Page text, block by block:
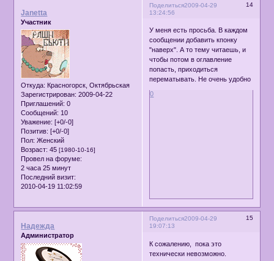
Поделиться 14
2009-04-29
13:24:56
Janetta
Участник
Откуда: Красногорск, Октябрьская
Зарегистрирован: 2009-04-22
Приглашений: 0
Сообщений: 10
Уважение: [+0/-0]
Позитив: [+0/-0]
Пол: Женский
Возраст: 45[1980-10-16]
Провел на форуме:
2 часа 25 минут
Последний визит:
2010-04-19 11:02:59
У меня есть просьба. В каждом
сообщении добавить кпонку
"наверх". А то тему читаешь, и
чтобы потом в оглавление
попасть, приходиться
перематывать. Не очень удобно
0
Поделиться 15
2009-04-29
19:07:13
Надежда
Администратор
К сожалению, пока это
технически невозможно.